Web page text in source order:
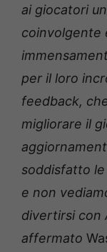
ai giocatori
coinvolgente
per il loro
feedback,
migliorare il
soddisfatto
e non
divertirsi con
affermato